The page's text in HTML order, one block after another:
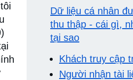
Dữ liệu cá nhân
thu thập - cái gì,
tại sao
Khách truy cập
Người nhận tài